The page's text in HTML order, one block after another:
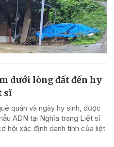
dưới lòng đất đến hy
sĩ
quán và ngày hy sinh, được
ADN tại Nghĩa trang Liệt sĩ
hội xác định danh tính của liệt